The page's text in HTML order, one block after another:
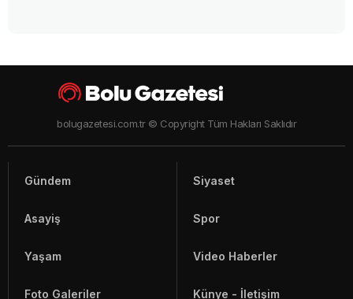
bolugazetesi.com.tr © Copyright Tüm Hakları Saklıdır
Gündem Siyaset
Asayiş Spor
Yaşam Video Haberler
Foto Galeriler Künye - İletişim